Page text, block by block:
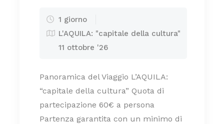
1 giorno
L'AQUILA: "capitale della cultura"
11 ottobre '26
Panoramica del Viaggio L’AQUILA:
“capitale della cultura” Quota di
partecipazione 60€ a persona
Partenza garantita con un minimo di